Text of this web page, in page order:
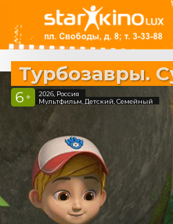
Турбозавры.
6 +
2026, Россия
Мультфильм, Детский, Семейный